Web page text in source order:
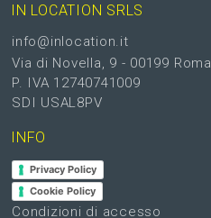
IN LOCATION SRLS
info@inlocation.it
Via di Novella, 9 - 00199 Roma
P. IVA 12740741009
SDI USAL8PV
INFO
Privacy Policy
Cookie Policy
Condizioni di accesso